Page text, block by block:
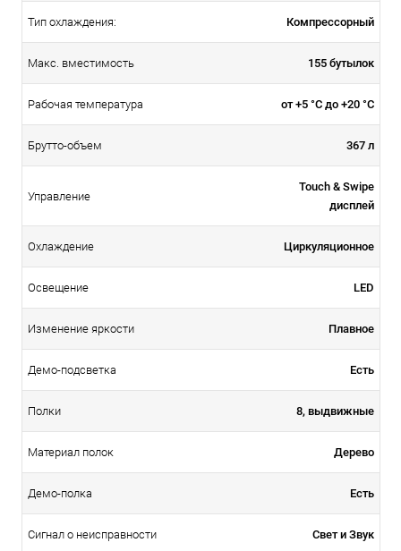
Тип охлаждения: Компрессорный
Макс. вместимость 155 бутылок
Рабочая температура от +5 °C до +20 °C
Брутто-объем 367 л
Управление
Touch & Swipe
дисплей
Охлаждение Циркуляционное
Освещение LED
Изменение яркости Плавное
Демо-подсветка Есть
Полки 8, выдвижные
Материал полок Дерево
Демо-полка Есть
Сигнал о неисправности Свет и Звук